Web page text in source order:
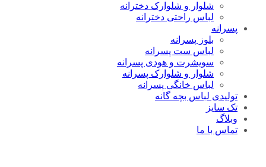
شلوار و شلوارک دخترانه
لباس راحتی دخترانه
پسرانه
بلوز پسرانه
لباس ست پسرانه
سویشرت و هودی پسرانه
شلوار و شلوارک پسرانه
لباس خانگی پسرانه
تولیدی لباس بچه گانه
تک سایز
وبلاگ
تماس با ما